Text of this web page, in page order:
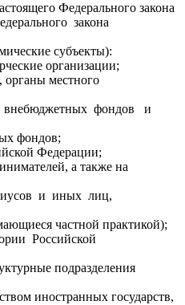
Федерального закона
закона
субъекты):
организации;
местного
внебюджетных фондов и
фондов;
Федерации;
а также на
и иных лиц,
частной практикой);
Российской
подразделения
иностранных государств,